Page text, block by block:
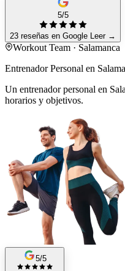
5/5
23 reseñas en Google Leer →
Workout Team · Salamanca
Entrenador Personal en
Un entrenador personal en
horarios y objetivos.
5/5